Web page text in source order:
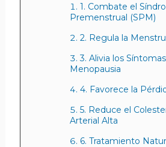
1. Combate el
Premenstrual (SPM)
2. Regula la
3. Alivia los
Menopausia
4. Favorece la
5. Reduce el
Arterial Alta
6. Tratamiento